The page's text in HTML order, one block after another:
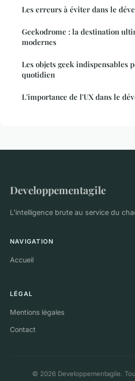
Les erreurs à éviter dans le
Geekodrome : la destination
modernes
Les objets geek indispensables
quotidien
L'importance de l'UX dans le
Developpementagile
L'intelligence brute au service du
NAVIGATION
Accueil
LÉGAL
Mentions légales
Contact
© 2026 Developpementagile.